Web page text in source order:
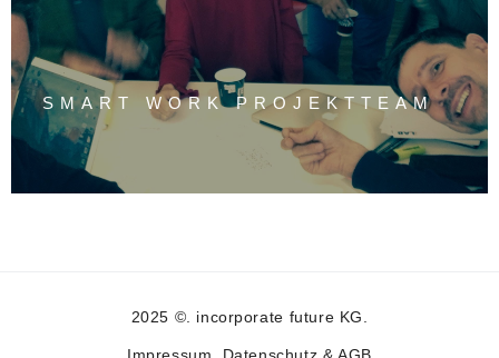
SMART WORK PROJEKTTEAM
2025 ©. incorporate future KG.
Impressum, Datenschutz & AGB